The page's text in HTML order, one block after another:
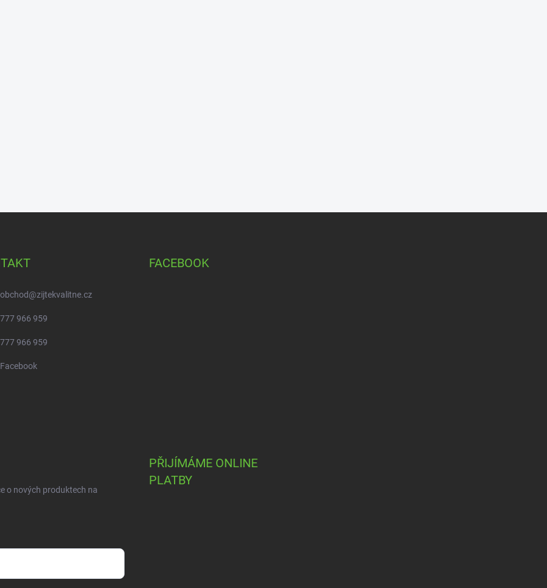
obchod@zijtekvalitne.cz
777 966 959
777 966 959
Facebook
FACEBOOK
o nových produktech na
PŘIJÍMÁME ONLINE
PLATBY